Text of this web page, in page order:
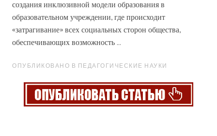
создания инклюзивной модели образования в
образовательном учреждении, где происходит
«затрагивание» всех социальных сторон общества,
обеспечивающих возможность ...
ОПУБЛИКОВАНО В ПЕДАГОГИЧЕСКИЕ НАУКИ